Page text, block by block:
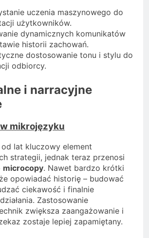
uczenia maszynowego do
użytkowników.
dynamicznych komunikatów
historii zachowań.
dostosowanie tonu i stylu do
odbiorcy.
i narracyjne
mikrojęzyku
lat kluczowy element
strategii, jednak teraz przenosi
microcopy. Nawet bardzo krótki
opowiadać historię – budować
ciekawość i finalnie
Zastosowanie
zwiększa zaangażowanie i
zostaje lepiej zapamiętany.